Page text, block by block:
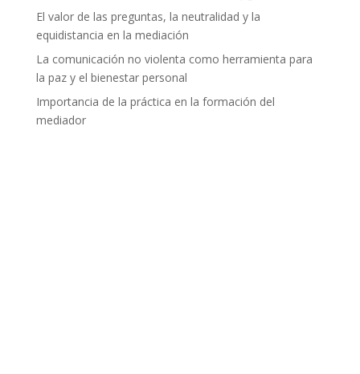
El valor de las preguntas, la neutralidad y la
equidistancia en la mediación
La comunicación no violenta como herramienta para
la paz y el bienestar personal
Importancia de la práctica en la formación del
mediador